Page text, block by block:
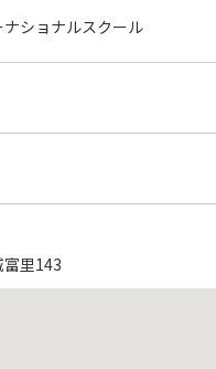
ショナルスクール
里143